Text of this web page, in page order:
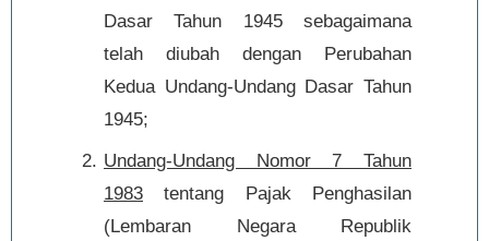
Dasar Tahun 1945 sebagaimana
telah diubah dengan Perubahan
Kedua Undang-Undang Dasar Tahun
1945;
Undang-Undang Nomor 7 Tahun
1983 tentang Pajak Penghasilan
(Lembaran Negara Republik